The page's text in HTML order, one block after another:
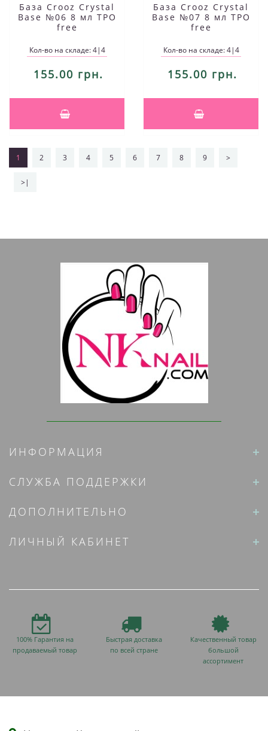
База Crooz Crystal
Base №06 8 мл TPO
free
Кол-во на складе: 4|4
155.00 грн.
База Crooz Crystal
Base №07 8 мл TPO
free
Кол-во на складе: 4|4
155.00 грн.
1 2 3 4 5 6 7 8 9 >
>|
ИНФОРМАЦИЯ
СЛУЖБА ПОДДЕРЖКИ
ДОПОЛНИТЕЛЬНО
ЛИЧНЫЙ КАБИНЕТ
100% Гарантия на
продаваемый товар
Быстрая доставка
по всей стране
Качественный товар
большой
ассортимент